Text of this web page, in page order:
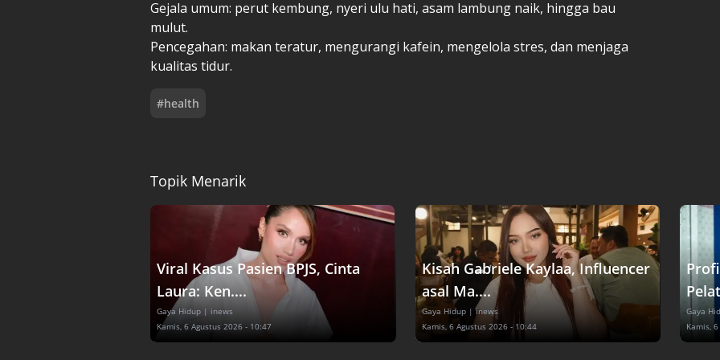
Gejala umum: perut kembung, nyeri ulu hati, asam lambung naik, hingga bau
mulut.
Pencegahan: makan teratur, mengurangi kafein, mengelola stres, dan menjaga
kualitas tidur.
#health
Topik Menarik
Viral Kasus Pasien BPJS, Cinta
Laura: Ken....
Gaya Hidup | inews
Kamis, 6 Agustus 2026 - 10:47
Kisah Gabriele Kaylaa, Influencer
asal Ma....
Gaya Hidup | inews
Kamis, 6 Agustus 2026 - 10:44
Gaya
Kamis,